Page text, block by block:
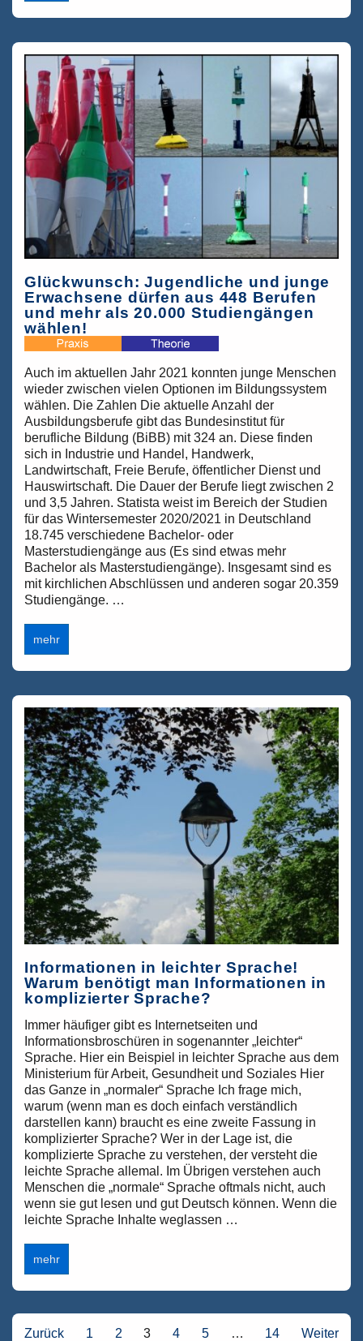
Ausbildungssystem
und
Kinderrechte
Glückwunsch: Jugendliche und junge
Erwachsene dürfen aus 448 Berufen
und mehr als 20.000 Studiengängen
wählen!
Auch im aktuellen Jahr 2021 konnten junge Menschen
wieder zwischen vielen Optionen im Bildungssystem
wählen. Die Zahlen Die aktuelle Anzahl der
Ausbildungsberufe gibt das Bundesinstitut für
berufliche Bildung (BiBB) mit 324 an. Diese finden
sich in Industrie und Handel, Handwerk,
Landwirtschaft, Freie Berufe, öffentlicher Dienst und
Hauswirtschaft. Die Dauer der Berufe liegt zwischen 2
und 3,5 Jahren. Statista weist im Bereich der Studien
für das Wintersemester 2020/2021 in Deutschland
18.745 verschiedene Bachelor- oder
Masterstudiengänge aus (Es sind etwas mehr
Bachelor als Masterstudiengänge). Insgesamt sind es
mit kirchlichen Abschlüssen und anderen sogar 20.359
Studiengänge. …
Glückwunsch:
aus
448
Berufen
und
mehr
als
20.000
Studiengängen
wählen!
mehr
Informationen in leichter Sprache!
Warum benötigt man Informationen in
komplizierter Sprache?
Immer häufiger gibt es Internetseiten und
Informationsbroschüren in sogenannter „leichter“
Sprache. Hier ein Beispiel in leichter Sprache aus dem
Ministerium für Arbeit, Gesundheit und Soziales Hier
das Ganze in „normaler“ Sprache Ich frage mich,
warum (wenn man es doch einfach verständlich
darstellen kann) braucht es eine zweite Fassung in
komplizierter Sprache? Wer in der Lage ist, die
komplizierte Sprache zu verstehen, der versteht die
leichte Sprache allemal. Im Übrigen verstehen auch
Menschen die „normale“ Sprache oftmals nicht, auch
wenn sie gut lesen und gut Deutsch können. Wenn die
leichte Sprache Inhalte weglassen …
Informationen
man
mehr
Seitennummerierung
Zurück 1 2 3 4 5 … 14 Weiter